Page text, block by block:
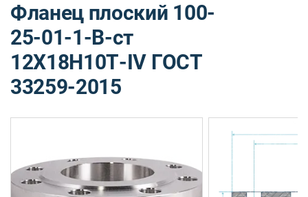
Фланец плоский 100-
25-01-1-B-ст
12Х18Н10Т-IV ГОСТ
33259-2015